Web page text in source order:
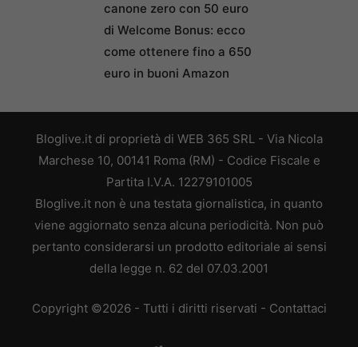
canone zero con 50 euro
di Welcome Bonus: ecco
come ottenere fino a 650
euro in buoni Amazon
Bloglive.it di proprietà di WEB 365 SRL - Via Nicola
Marchese 10, 00141 Roma (RM) - Codice Fiscale e
Partita I.V.A. 12279101005
Bloglive.it non è una testata giornalistica, in quanto
viene aggiornato senza alcuna periodicità. Non può
pertanto considerarsi un prodotto editoriale ai sensi
della legge n. 62 del 07.03.2001
Copyright ©2026 - Tutti i diritti riservati - Contattaci